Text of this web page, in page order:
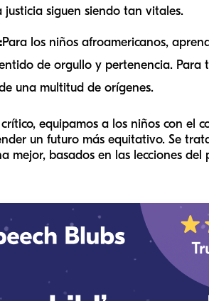
siguen siendo tan vitales.
Para los niños afroamericanos,
de orgullo y pertenencia. Para
una multitud de orígenes.
equipamos a los niños con el
un futuro más equitativo. Se
mejor, basados ​​en las lecciones del